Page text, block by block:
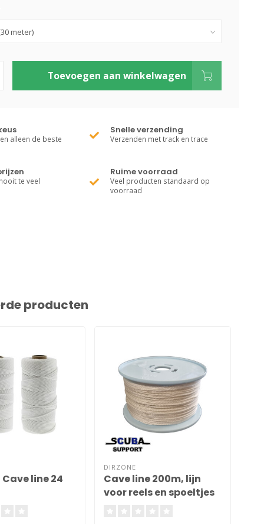
Toevoegen aan winkelwagen
alleen de beste
Snelle verzending
Verzenden met track en trace
te veel
Ruime voorraad
Veel producten standaard op
voorraad
producten
line 24
DIRZONE
Cave line 200m, lijn
voor reels en spoeltjes